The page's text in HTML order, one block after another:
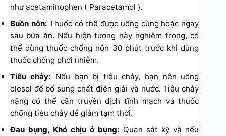
như acetaminophen ( Paracetamol ).
Buồn nôn:Thuốc có thể được uống cùng hoặc ngay
sau bữa ăn. Nếu hiện tượng này nghiêm trọng, có
thể dùng thuốc chống nôn 30 phút trước khi dùng
thuốc chống phơi nhiễm.
Tiêu chảy: Nếu bạn bị tiêu chảy, bạn nên uống
olesol để bổ sung chất điện giải và nước. Tiêu chảy
nặng có thể cần truyền dịch tĩnh mạch và thuốc
chống tiêu chảy để giảm tạm thời.
Đau bụng, Khó chịu ở bụng: Quan sát kỹ và nếu